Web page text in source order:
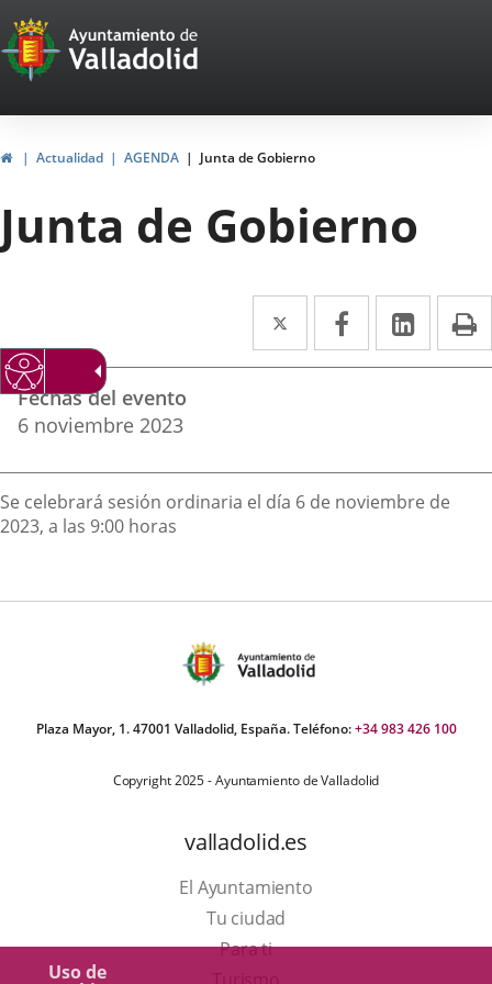
Uso de
Portal
Web
del
Ayuntamiento
de
Valladolid
InicioActualidad AGENDA Junta de Gobierno
Junta de Gobierno
Twitter
Enlace
a
externa.
Facebook
Enlace
a
externa.
Enlace
a
Datos
del
evento
Fechas del evento
6 noviembre 2023
Descripción
Se celebrará sesión ordinaria el día 6 de noviembre de
2023, a las 9:00 horas
Plaza Mayor, 1. 47001 Valladolid, España. Teléfono:+34 983 426 100
Copyright 2025 - Ayuntamiento de Valladolid
valladolid.es
El Ayuntamiento
Tu ciudad
Para ti